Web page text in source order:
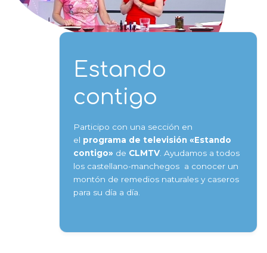
Estando
contigo
Participo con una sección en
el programa de televisión «Estando
contigo» de CLMTV. Ayudamos a todos
los castellano-manchegos a conocer un
montón de remedios naturales y caseros
para su día a día.